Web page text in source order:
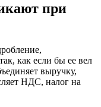
при
как если бы ее вел
выручку,
НДС, налог на